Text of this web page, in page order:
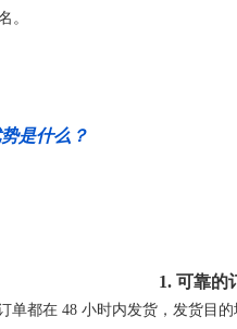
。
是什么？
1. 可靠的
单都在 48 小时内发货，发货目